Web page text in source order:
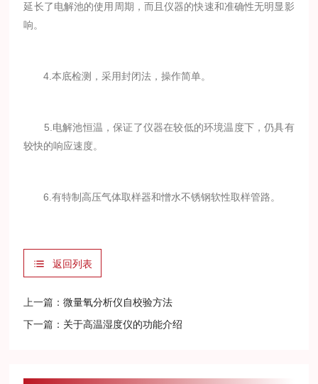
延长了电解池的使用周期，而且仪器的快速和准确性无明显影
响。
4.本底检测，采用封闭法，操作简单。
5.电解池恒温，保证了仪器在较低的环境温度下，仍具有
较快的响应速度。
6.有特制高压气体取样器和憎水不锈钢软性取样管路。
返回列表
上一篇：微量氧分析仪自校验方法
下一篇： 关于高温湿度仪的功能介绍